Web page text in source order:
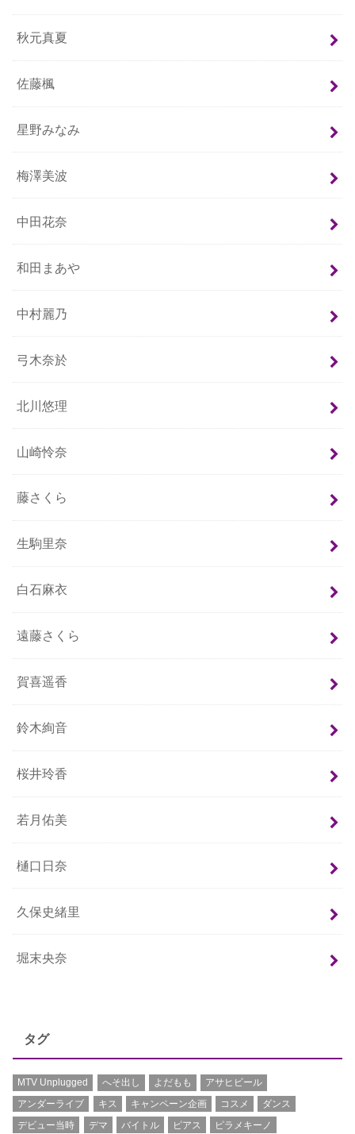
秋元真夏
佐藤楓
星野みなみ
梅澤美波
中田花奈
和田まあや
中村麗乃
弓木奈於
北川悠理
山崎怜奈
藤さくら
生駒里奈
白石麻衣
遠藤さくら
賀喜遥香
鈴木絢音
桜井玲香
若月佑美
樋口日奈
久保史緒里
堀末央奈
タグ
MTV Unplugged へそ出し よだもも
アサヒビール
アンダーライブ
キス キャンペーン企画 コスメ
ダンス
デビュー当時
デマ バイトル ピアス ピラメキーノ